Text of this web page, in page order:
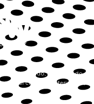
studiando, progettando e
che la caratterizzano,